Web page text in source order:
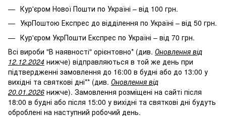
Кур'єром Нової Пошти по Україні – від 100 грн.
УкрПоштою Експрес до відділення по Україні – від 50 грн.
Кур'єром УкрПошти Експрес по Україні – від 70 грн.
Всі вироби "В наявності" орієнтовно* (див. Оновлення від
12.12.2024 нижче) відправляються в той же день при
підтвердженні замовлення до 16:00 в будні або до 13:00 у
вихідні та святкові дні** (див. Оновлення від
20.01.2026 нижче). Замовлення розміщені на сайті після
18:00 в будні або після 15:00 у вихідні та святкові дні будуть
оброблені на наступний робочий день.